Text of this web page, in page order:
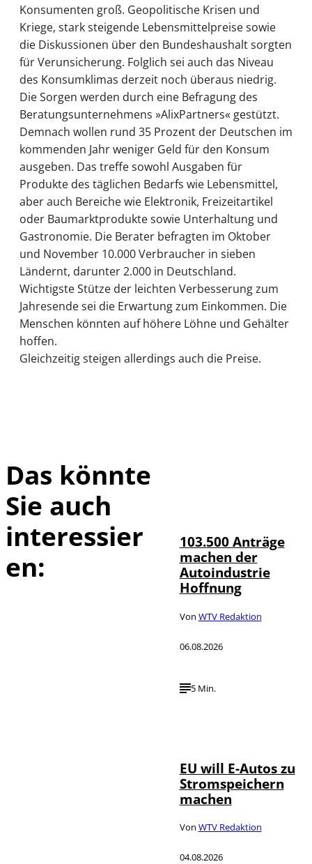
Konsumenten groß. Geopolitische Krisen und
Kriege, stark steigende Lebensmittelpreise sowie
die Diskussionen über den Bundeshaushalt sorgten
für Verunsicherung. Folglich sei auch das Niveau
des Konsumklimas derzeit noch überaus niedrig.
Die Sorgen werden durch eine Befragung des
Beratungsunternehmens »AlixPartners« gestützt.
Demnach wollen rund 35 Prozent der Deutschen im
kommenden Jahr weniger Geld für den Konsum
ausgeben. Das treffe sowohl Ausgaben für
Produkte des täglichen Bedarfs wie Lebensmittel,
aber auch Bereiche wie Elektronik, Freizeitartikel
oder Baumarktprodukte sowie Unterhaltung und
Gastronomie. Die Berater befragten im Oktober
und November 10.000 Verbraucher in sieben
Ländernt, darunter 2.000 in Deutschland.
Wichtigste Stütze der leichten Verbesserung zum
Jahresende sei die Erwartung zum Einkommen. Die
Menschen könnten auf höhere Löhne und Gehälter
hoffen.
Gleichzeitig steigen allerdings auch die Preise.
Das könnte
Sie auch
interessier
en:
103.500 Anträge
machen der
Autoindustrie
Hoffnung
Von WTV Redaktion
06.08.2026
5 Min.
EU will E-Autos zu
Stromspeichern
machen
Von WTV Redaktion
04.08.2026